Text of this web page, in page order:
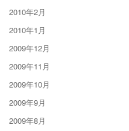
2010年2月
2010年1月
2009年12月
2009年11月
2009年10月
2009年9月
2009年8月